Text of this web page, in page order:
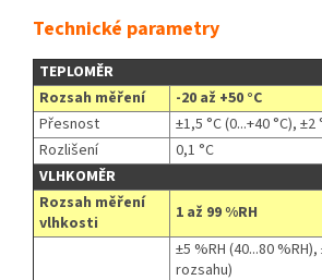
Technické parametry
TEPLOMĚR
Rozsah měření
-20 až +50 °C
Přesnost
±1,5 °C (0...+40 °C),
Rozlišení
0,1 °C
VLHKOMĚR
Rozsah měření
vlhkosti
1 až 99 %RH
±5 %RH (40...80
rozsahu)